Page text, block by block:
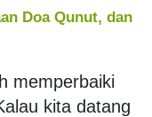
Doa Qunut, dan
memperbaiki
kita datang